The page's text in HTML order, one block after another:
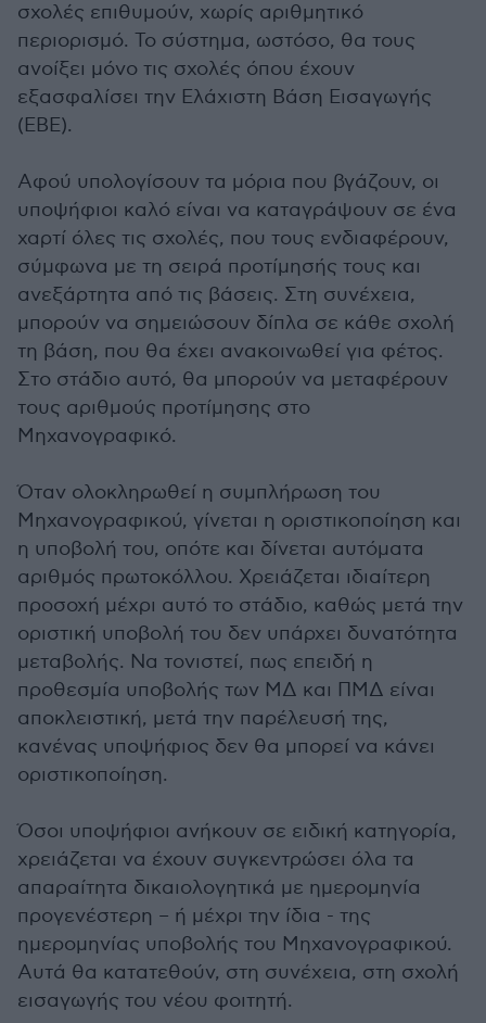
σχολές επιθυμούν, χωρίς αριθμητικό
περιορισμό. Το σύστημα, ωστόσο, θα τους
ανοίξει μόνο τις σχολές όπου έχουν
εξασφαλίσει την Ελάχιστη Βάση Εισαγωγής
(ΕΒΕ).
Αφού υπολογίσουν τα μόρια που βγάζουν, οι
υποψήφιοι καλό είναι να καταγράψουν σε ένα
χαρτί όλες τις σχολές, που τους ενδιαφέρουν,
σύμφωνα με τη σειρά προτίμησής τους και
ανεξάρτητα από τις βάσεις. Στη συνέχεια,
μπορούν να σημειώσουν δίπλα σε κάθε σχολή
τη βάση, που θα έχει ανακοινωθεί για φέτος.
Στο στάδιο αυτό, θα μπορούν να μεταφέρουν
τους αριθμούς προτίμησης στο
Μηχανογραφικό.
Όταν ολοκληρωθεί η συμπλήρωση του
Μηχανογραφικού, γίνεται η οριστικοποίηση και
η υποβολή του, οπότε και δίνεται αυτόματα
αριθμός πρωτοκόλλου. Χρειάζεται ιδιαίτερη
προσοχή μέχρι αυτό το στάδιο, καθώς μετά την
οριστική υποβολή του δεν υπάρχει δυνατότητα
μεταβολής. Να τονιστεί, πως επειδή η
προθεσμία υποβολής των ΜΔ και ΠΜΔ είναι
αποκλειστική, μετά την παρέλευσή της,
κανένας υποψήφιος δεν θα μπορεί να κάνει
οριστικοποίηση.
Όσοι υποψήφιοι ανήκουν σε ειδική κατηγορία,
χρειάζεται να έχουν συγκεντρώσει όλα τα
απαραίτητα δικαιολογητικά με ημερομηνία
προγενέστερη – ή μέχρι την ίδια - της
ημερομηνίας υποβολής του Μηχανογραφικού.
Αυτά θα κατατεθούν, στη συνέχεια, στη σχολή
εισαγωγής του νέου φοιτητή.